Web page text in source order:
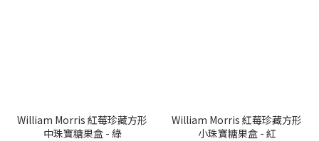
William Morris 紅莓珍藏方形
中珠寶糖果盒 - 綠
William Morris 紅莓珍藏方形
小珠寶糖果盒 - 紅